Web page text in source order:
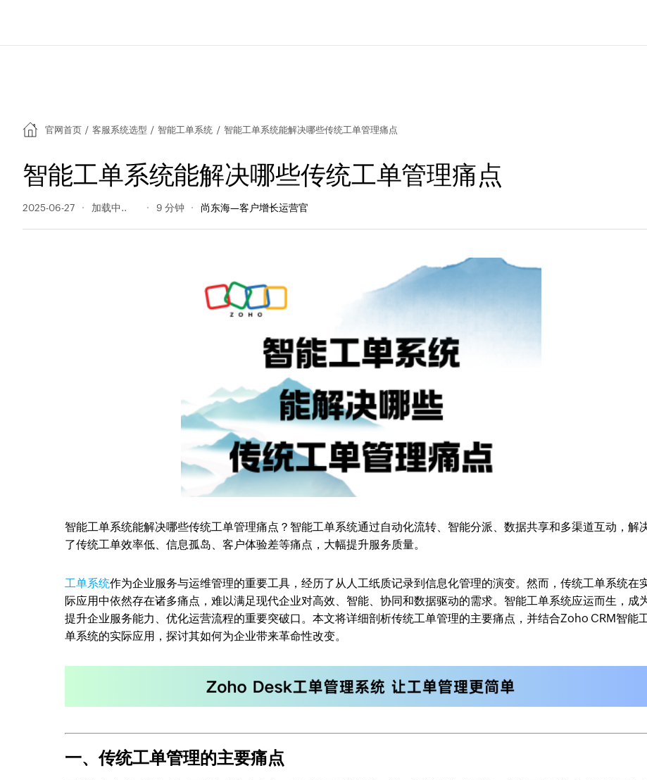
官网首页 / 客服系统选型 / 智能工单系统 / 智能工单系统能解决哪些传统工单管理痛点
智能工单系统能解决哪些传统工单管理痛点
2025-06-27 192 阅读量 9 分钟 尚东海—客户增长运营官
智能工单系统能解决哪些传统工单管理痛点？智能工单系统通过自动化流转、智能分派、数据共享和多渠道互动，解
了传统工单效率低、信息孤岛、客户体验差等痛点，大幅提升服务质量。
工单系统作为企业服务与运维管理的重要工具，经历了从人工纸质记录到信息化管理的演变。然而，传统工单系统在
际应用中依然存在诸多痛点，难以满足现代企业对高效、智能、协同和数据驱动的需求。智能工单系统应运而生，成
提升企业服务能力、优化运营流程的重要突破口。本文将详细剖析传统工单管理的主要痛点，并结合Zoho CRM智能
单系统的实际应用，探讨其如何为企业带来革命性改变。
一、传统工单管理的主要痛点